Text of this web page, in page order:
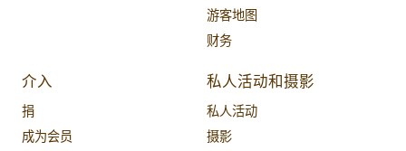
游客地图
财务
介入
捐
成为会员
私人活动和摄影
私人活动
摄影